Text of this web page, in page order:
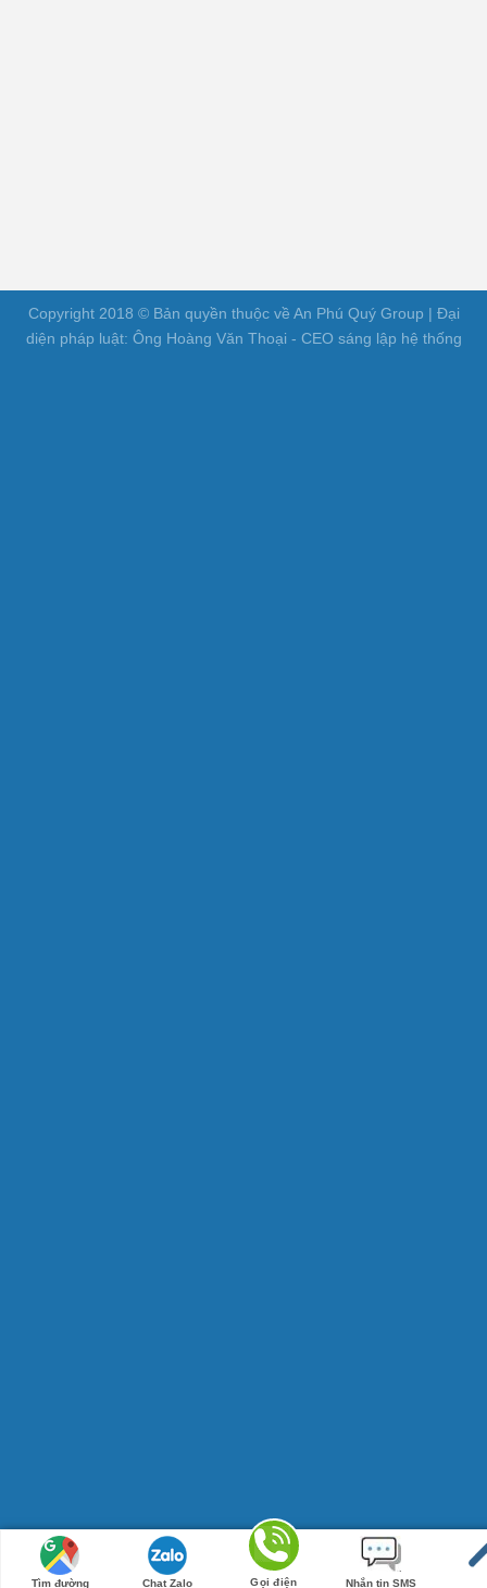
Copyright 2018 © Bản quyền thuộc về An Phú Quý Group | Đại
diện pháp luật: Ông Hoàng Văn Thoại - CEO sáng lập hệ thống
Tìm đường Chat Zalo Gọi điện Nhắn tin SMS